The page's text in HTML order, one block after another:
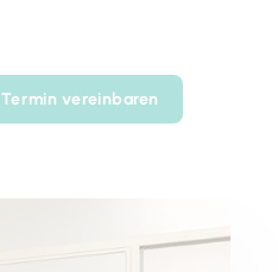
Termin vereinbaren